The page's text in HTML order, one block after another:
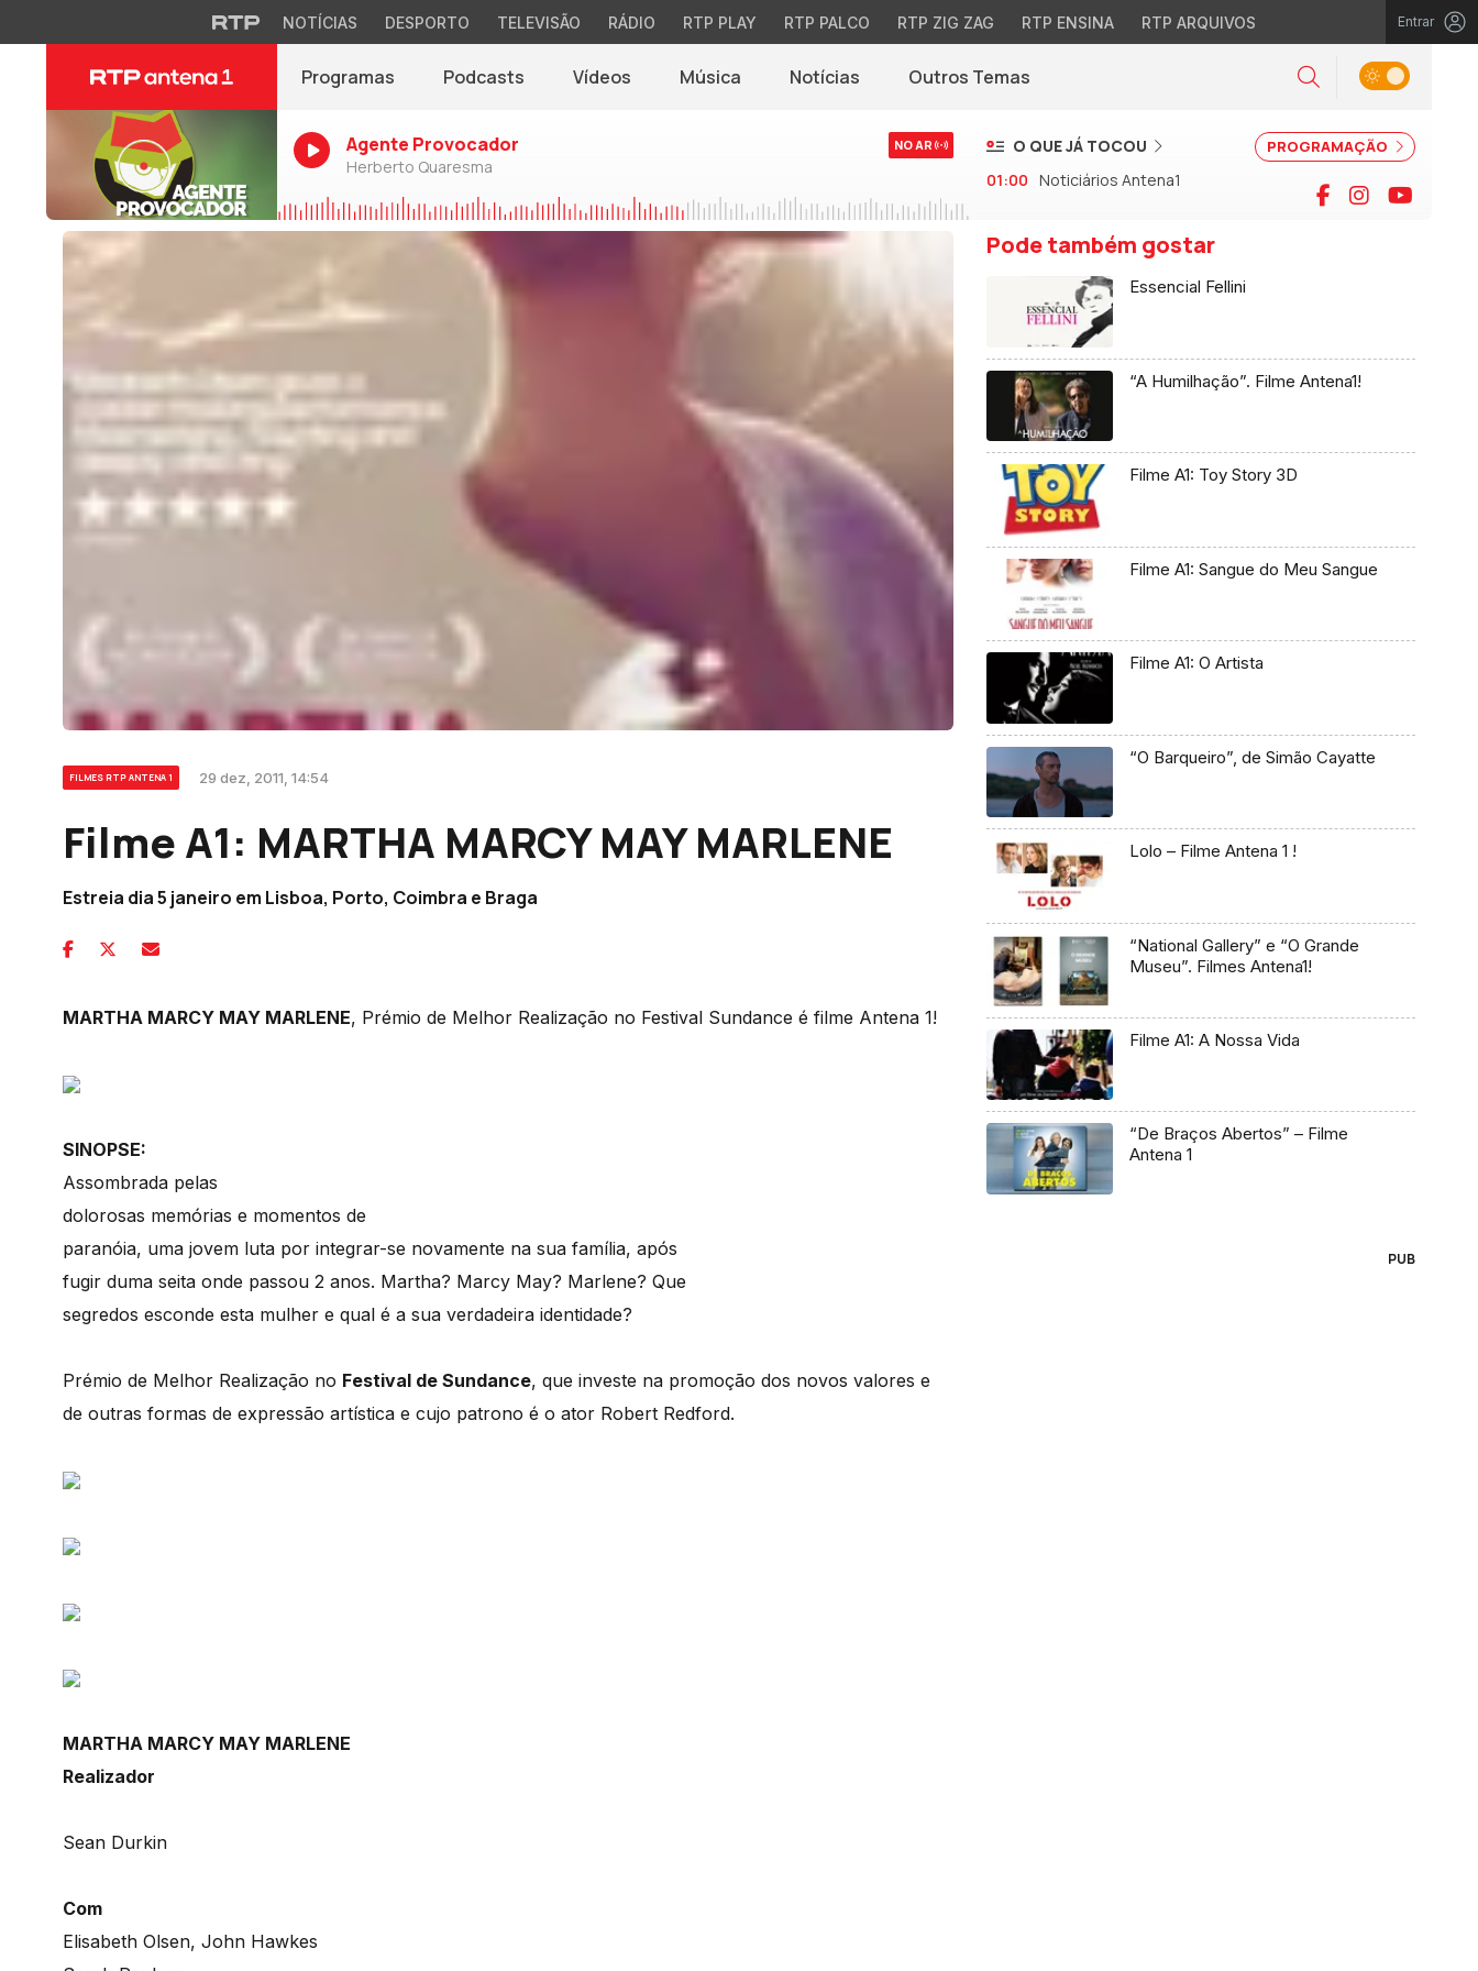
NOTÍCIAS DESPORTO TELEVISÃO RÁDIO RTP PLAY RTP PALCO RTP ZIG ZAG RTP ENSINA RTP ARQUIVOS Entrar
Programas Podcasts Vídeos Música Notícias(abre em nova janela)
Outros Temas Pesquisar
Alternar tema
Agente Provocador
Herberto Quaresma
NO AR PROGRAMAÇÃO
O QUE JÁ TOCOU
01:00 Noticiários Antena1 Facebook
Instagram
FILMES RTP ANTENA 1 29 dez, 2011, 14:54
Filme A1: MARTHA MARCY MAY MARLENE
Estreia dia 5 janeiro em Lisboa, Porto, Coimbra e Braga
MARTHA MARCY MAY MARLENE, Prémio de Melhor Realização no Festival Sundance é filme Antena 1!
SINOPSE:
Assombrada pelas
dolorosas memórias e momentos de
paranóia, uma jovem luta por integrar-se novamente na sua família, após
fugir duma seita onde passou 2 anos. Martha? Marcy May? Marlene? Que
segredos esconde esta mulher e qual é a sua verdadeira identidade?
Prémio de Melhor Realização no Festival de Sundance, que investe na promoção dos novos valores e
de outras formas de expressão artística e cujo patrono é o ator Robert Redford.
MARTHA MARCY MAY MARLENE
Realizador
Sean Durkin
Com
Elisabeth Olsen, John Hawkes
Pode também gostar
Essencial Fellini
“A Humilhação”. Filme Antena1!
Filme A1: Toy Story 3D
Filme A1: Sangue do Meu Sangue
Filme A1: O Artista
“O Barqueiro”, de Simão Cayatte
Lolo – Filme Antena 1 !
“National Gallery” e “O Grande
Museu”. Filmes Antena1!
Filme A1: A Nossa Vida
“De Braços Abertos” – Filme
Antena 1
PUB